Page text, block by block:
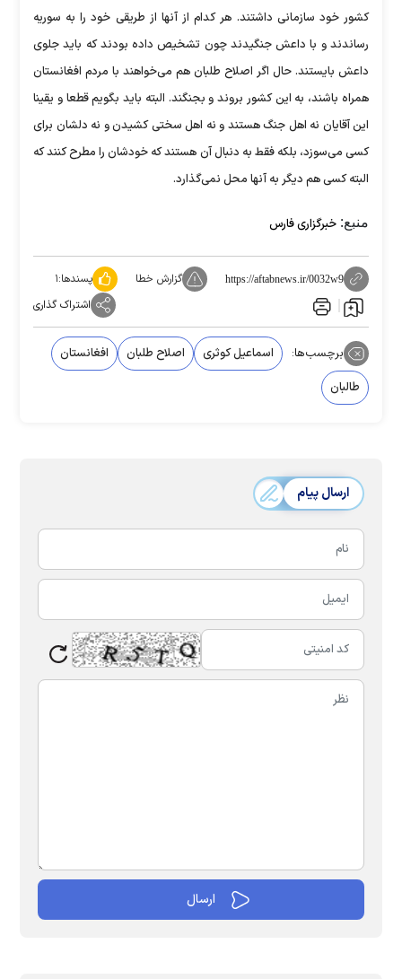
کشور خود سازمانی داشتند. هر کدام از آنها از طریقی خود را به سوریه
رساندند و با داعش جنگیدند چون تشخیص داده بودند که باید جلوی
داعش بایستند. حال اگر اصلاح طلبان هم می‌خواهند با مردم افغانستان
همراه باشند، به این کشور بروند و بجنگند. البته باید بگویم قطعا و یقینا
این آقایان نه اهل جنگ هستند و نه اهل سختی کشیدن و نه دلشان برای
کسی می‌سوزد، بلکه فقط به دنبال آن هستند که خودشان را مطرح کنند که
البته کسی هم دیگر به آنها محل نمی‌گذارد.
منبع: خبرگزاری فارس
https://aftabnews.ir/0032w9 گزارش خطا پسندها:۱
اشتراک گذاری
برچسب‌ها: اسماعیل کوثری اصلاح طلبان
افغانستان
طالبان
ارسال پیام